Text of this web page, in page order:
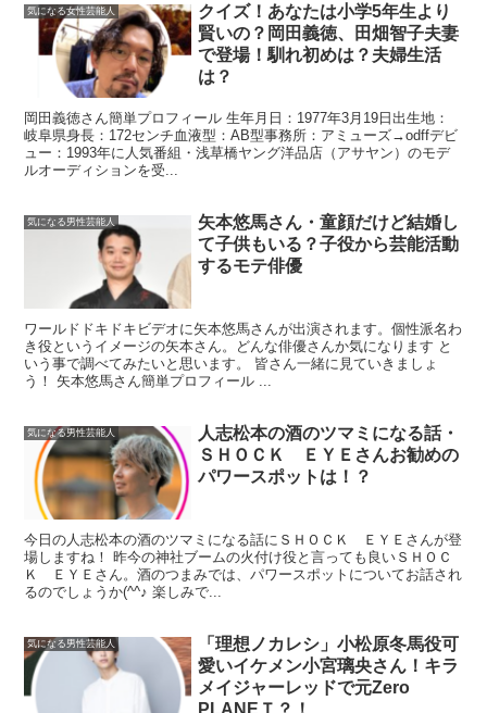
気になる女性芸能人
クイズ！あなたは小学5年生より
賢いの？岡田義徳、田畑智子夫妻
で登場！馴れ初めは？夫婦生活
は？
岡田義徳さん簡単プロフィール 生年月日：1977年3月19日出生地：
岐阜県身長：172センチ血液型：AB型事務所：アミューズ→odffデビ
ュー：1993年に人気番組・浅草橋ヤング洋品店（アサヤン）のモデ
ルオーディションを受...
気になる男性芸能人
矢本悠馬さん・童顔だけど結婚し
て子供もいる？子役から芸能活動
するモテ俳優
ワールドドキドキビデオに矢本悠馬さんが出演されます。個性派名わ
き役というイメージの矢本さん。どんな俳優さんか気になります と
いう事で調べてみたいと思います。 皆さん一緒に見ていきましょ
う！ 矢本悠馬さん簡単プロフィール ...
気になる男性芸能人
人志松本の酒のツマミになる話・
ＳＨＯＣＫ ＥＹＥさんお勧めの
パワースポットは！？
今日の人志松本の酒のツマミになる話にＳＨＯＣＫ ＥＹＥさんが登
場しますね！ 昨今の神社ブームの火付け役と言っても良いＳＨＯＣ
Ｋ ＥＹＥさん。酒のつまみでは、パワースポットについてお話され
るのでしょうか(^^♪ 楽しみで...
気になる男性芸能人
「理想ノカレシ」小松原冬馬役可
愛いイケメン小宮璃央さん！キラ
メイジャーレッドで元Zero
PLANEＴ？！